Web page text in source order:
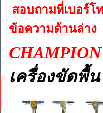
สอบถามที่เบอร์โ
ข้อความด้านล่าง
เครื่องขัดพื้